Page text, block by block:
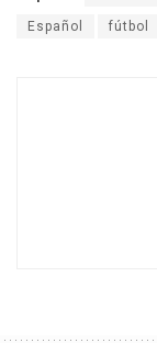
Español fútbol